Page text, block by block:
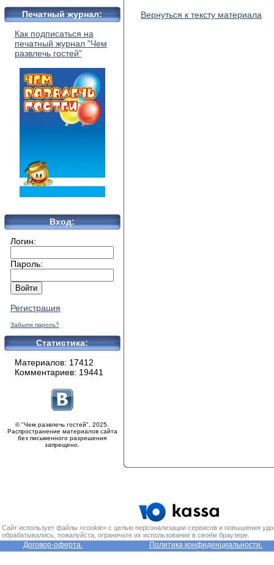
Печатный журнал:
Как подписаться на
печатный журнал "Чем
развлечь гостей"
Вход:
Логин:
Пароль:
Регистрация
Забыли пароль?
Статистика:
Материалов: 17412
Комментариев: 19441
© "Чем развлечь гостей", 2025.
Распространение материалов сайта
без письменного разрешения
запрещено.
Вернуться к тексту материала
Сайт использует файлы «cookie» с целью персонализации сервисов и повышения
обрабатывались, пожалуйста, ограничьте их использование в своём браузере.
Договор-оферта. Политика конфиденциальности.